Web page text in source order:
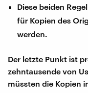
Diese beiden
für Kopien des
werden.
Der letzte Punkt ist
zehntausende von
müssten die Kopien